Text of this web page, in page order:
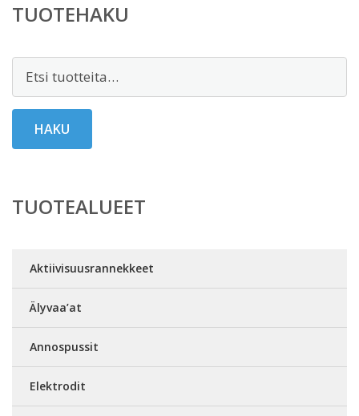
TUOTEHAKU
Etsi:
HAKU
TUOTEALUEET
Aktiivisuusrannekkeet
Älyvaa’at
Annospussit
Elektrodit